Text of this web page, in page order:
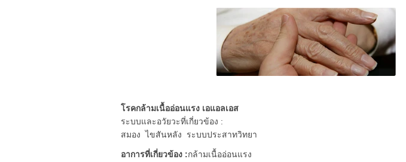
โรคกล้ามเนื้ออ่อนแรง เอแอลเอส
ระบบและอวัยวะที่เกี่ยวข้อง :
สมอง ไขสันหลัง ระบบประสาทวิทยา
อาการที่เกี่ยวข้อง :กล้ามเนื้ออ่อนแรง